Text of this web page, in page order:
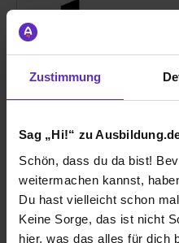
Zustimmung
Sag „Hi!“ zu
Schön, dass du da bist!
weitermachen kannst,
Du hast vielleicht schon
Keine Sorge, das ist nicht
hier, was das alles für dich
Duales Studium
Eventmanagement
60486 Frankfurt am Main
01.10.2026
3 freie Plätze